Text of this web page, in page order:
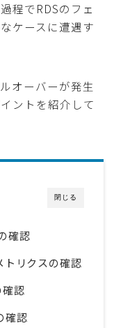
程でRDSのフェ
ケースに遭遇す
オーバーが発生
ントを紹介して
閉じる
確認
トリクスの確認
認
確認